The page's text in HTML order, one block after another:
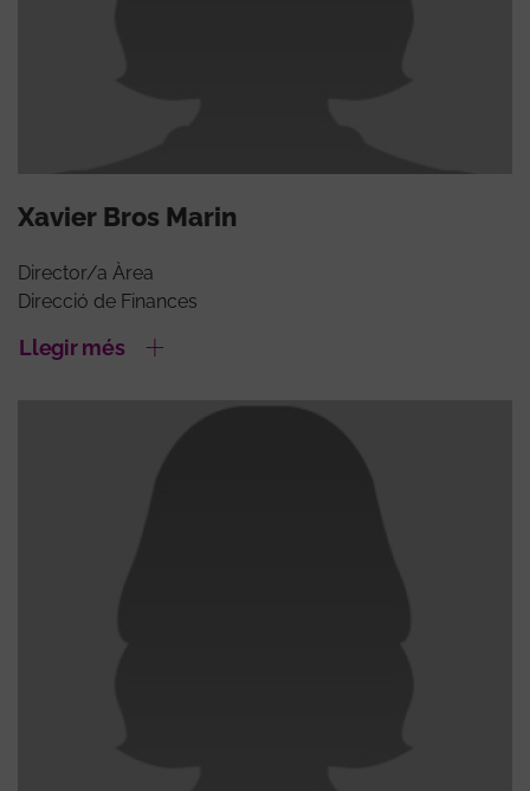
Xavier Bros Marin
Director/a Àrea
Direcció de Finances
Llegir més